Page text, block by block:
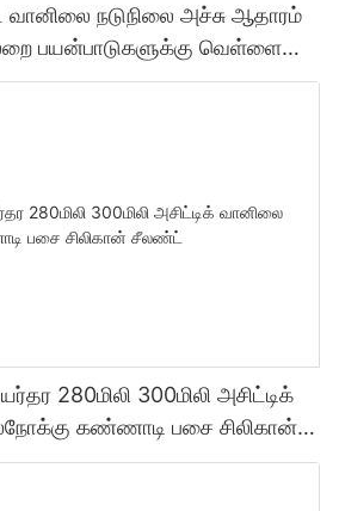
நடுநிலை அச்சு ஆதாரம்
பயன்பாடுகளுக்கு வெள்ளை
பயன்படும் மெழுகு போன்ற ஒரு
280மிலி 300மிலி அசிட்டிக்
கண்ணாடி பசை சிலிகான்